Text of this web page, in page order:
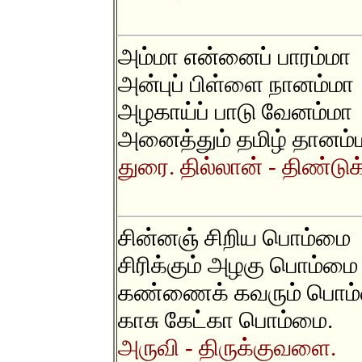
அம்மா என்னைப் பாரம்மா
அன்புப் பிள்ளை நானம்மா
அழகாய்ப் பாடு வேனம்மா
அனைத்தும் தமிழ்
துரை. தில்லான் -
சின்னஞ் சிறிய பொம்மை
சிரிக்கும் அழகு பொம்மை
கண்ணைக் கவரும்
காசு கேட்கா பொம்மை.
அருவி - திருக்குவளை.